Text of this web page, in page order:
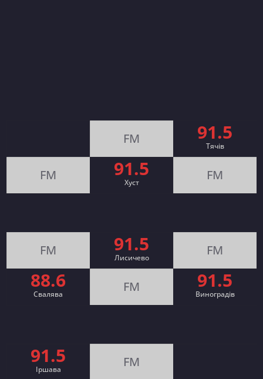
FM 91.5
Тячів
FM 91.5
Хуст FM
FM 91.5
Лисичево FM
88.6
Свалява FM 91.5
Виноградів
91.5
Іршава FM